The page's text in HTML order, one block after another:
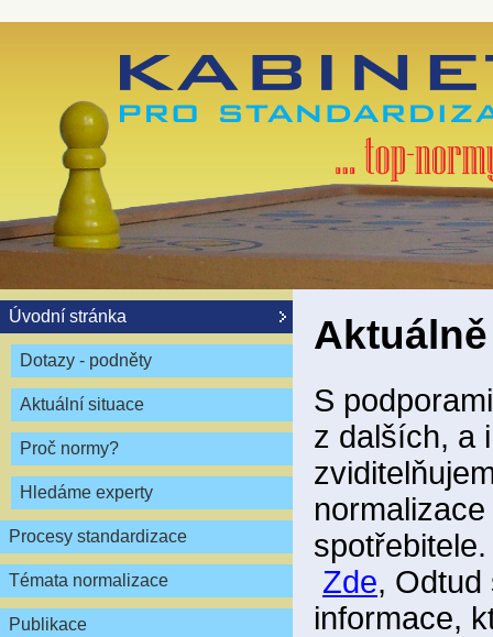
Úvodní stránka
Dotazy - podněty
Aktuální situace
Proč normy?
Hledáme experty
Procesy standardizace
Témata normalizace
Publikace
Aktuálně
S
z dalších, a
Zde, Odtud
informace,